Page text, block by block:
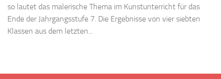
so lautet das malerische Thema im Kunstunterricht für das
Ende der Jahrgangsstufe 7. Die Ergebnisse von vier siebten
Klassen aus dem letzten...